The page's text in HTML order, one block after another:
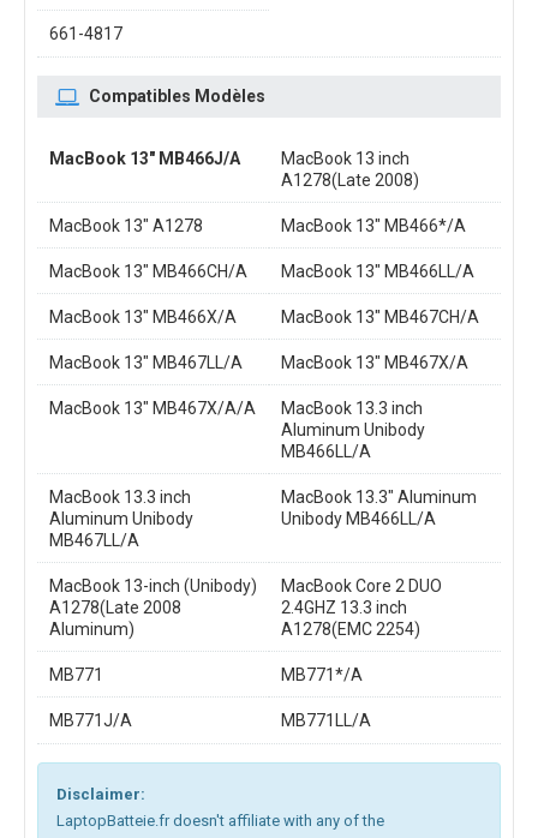
661-4817
Compatibles Modèles
MacBook 13" MB466J/A
MacBook 13 inch
A1278(Late 2008)
MacBook 13" A1278 MacBook 13" MB466*/A
MacBook 13" MB466CH/A MacBook 13" MB466LL/A
MacBook 13" MB466X/A MacBook 13" MB467CH/A
MacBook 13" MB467LL/A MacBook 13" MB467X/A
MacBook 13" MB467X/A/A
MacBook 13.3 inch
Aluminum Unibody
MB466LL/A
MacBook 13.3 inch
Aluminum Unibody
MB467LL/A
MacBook 13.3" Aluminum
Unibody MB466LL/A
MacBook 13-inch (Unibody)
A1278(Late 2008
Aluminum)
MacBook Core 2 DUO
2.4GHZ 13.3 inch
A1278(EMC 2254)
MB771 MB771*/A
MB771J/A MB771LL/A
Disclaimer:
LaptopBatteie.fr doesn't affiliate with any of the